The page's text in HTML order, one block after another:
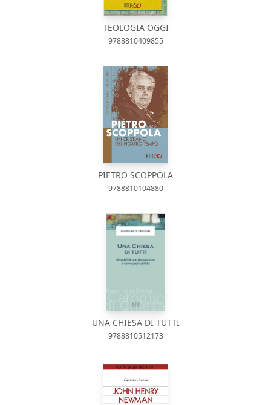
TEOLOGIA OGGI
9788810409855
PIETRO SCOPPOLA
9788810104880
UNA CHIESA DI TUTTI
9788810512173